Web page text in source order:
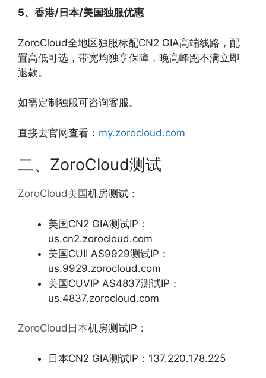
5、香港/日本/美国独服优惠
ZoroCloud全地区独服标配CN2 GIA高端线路，配
置高低可选，带宽均独享保障，晚高峰跑不满立即
退款。
如需定制独服可咨询客服。
直接去官网查看： my.zorocloud.com
二、ZoroCloud测试
ZoroCloud美国机房测试：
美国CN2 GIA测试IP：
us.cn2.zorocloud.com
美国CUII AS9929测试IP：
us.9929.zorocloud.com
美国CUVIP AS4837测试IP：
us.4837.zorocloud.com
ZoroCloud日本机房测试IP：
日本CN2 GIA测试IP：137.220.178.225